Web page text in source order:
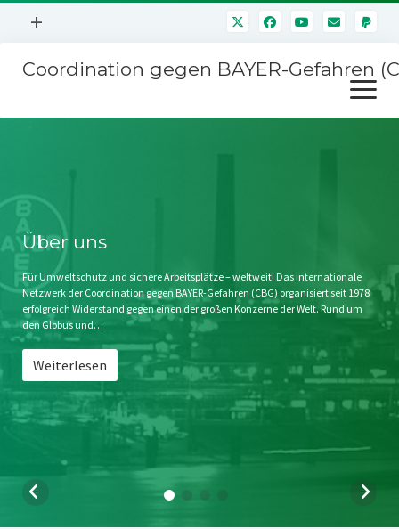
Menü
+
Mitmachen
Kontakt
Impressum
Störfälle
Coordination gegen BAYER-Gefahren
Menü
öffnen
Stichwort BAYER
Jahrestagung
SPENDEN
Über uns
Für Umweltschutz und sichere Arbeitsplätze – weltweit! Das internationale
Netzwerk der Coordination gegen BAYER-Gefahren (CBG) organisiert seit 1978
erfolgreich Widerstand gegen einen der großen Konzerne der Welt. Rund um
den Globus und…
Weiterlesen